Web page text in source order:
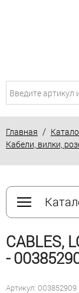
Главная /
Кабели, вилки,
CABLES,
-
Артикул: 003852909